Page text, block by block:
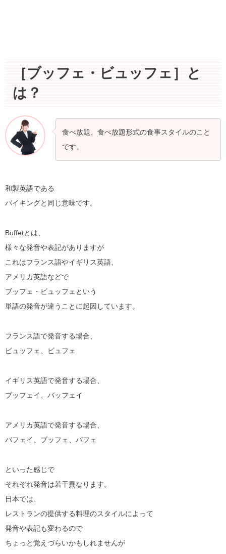
［ブッフェ・ビュッフェ］と
は？
食べ放題、食べ放題形式の食事スタイルのこと
です。
和製英語である
バイキングと同じ意味です。
Buffetとは、
様々な発音や表記がありますが
これはフランス語やイギリス英語、
アメリカ英語などで
ブッフェ・ビュッフェという
単語の発音が違うことに起因しています。
フランス語で発音する場合、
ビュッフェ、ビュフェ
イギリス英語で発音する場合、
ブッフェイ、バッフェイ
アメリカ英語で発音する場合、
バフェイ、ブッフェ、バフェ
といった感じで
それぞれ発音は若干異なります。
日本では、
レストランの提供する料理のスタイルによって
発音や表記も変わるので
ちょっと覚えづらいかもしれませんが